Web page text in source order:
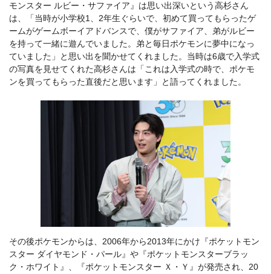
モンスター ルビー・サファイア』は思い出深いという高杉さん
は、「当時が小学校1、2年生ぐらいで、初めて買ってもらったゲ
ームがゲームボーイアドバンスで、僕がサファイア、弟がルビー
を持って一緒に遊んでいました。弟と毎日ポケモンに夢中になっ
ていました」と思い出を聞かせてくれました。当時は6歳で入学式
の写真を見せてくれた高杉さんは「これは入学式の時で、ポケモ
ンを買ってもらった直後だと思います」と語ってくれました。
その後ポケモンからは、2006年から2013年にかけ『ポケットモン
スター ダイヤモンド・パール』や『ポケットモンスターブラッ
ク・ホワイト』、『ポケットモンスター Ｘ・Ｙ』が発売され、20